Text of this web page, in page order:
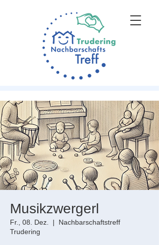
Musikzwergerl
Fr., 08. Dez.
  |
Nachbarschaftstreff
Trudering